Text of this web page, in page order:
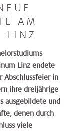
AM
LINZ
Linz endete
Abschlussfeier in
ihre dreijährige
ausgebildete und
denen durch
viele